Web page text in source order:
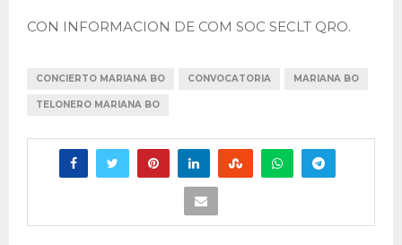
CON INFORMACION DE COM SOC SECLT QRO.
CONCIERTO MARIANA BO CONVOCATORIA MARIANA BO
TELONERO MARIANA BO